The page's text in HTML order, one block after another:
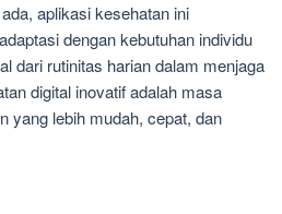
aplikasi kesehatan ini
dengan kebutuhan individu
dari rutinitas harian dalam menjaga
digital inovatif adalah masa
yang lebih mudah, cepat, dan